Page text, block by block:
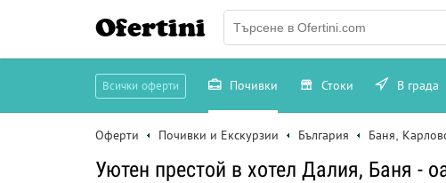
Ofertini
Всички оферти Почивки Стоки В града
Оферти Почивки и Екскурзии България Баня,
Уютен престой в хотел Далия, Баня -